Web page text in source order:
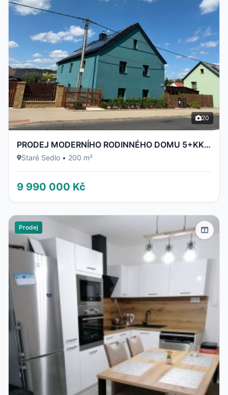
20
PRODEJ MODERNÍHO RODINNÉHO DOMU 5+KK | 200 m² | PO KOMPLETNÍ REKONSTRUKCI | POZEMEK 700 m² | STARÉ S
Staré Sedlo • 200 m²
9 990 000 Kč
Prodej